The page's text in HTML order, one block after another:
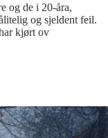
og de i 20-åra,
og sjeldent feil.
kjørt ov